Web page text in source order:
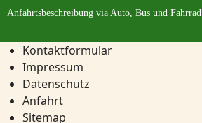
Anfahrtsbeschreibung via Auto, Bus und Fahrrad
Kontaktformular
Impressum
Datenschutz
Anfahrt
Sitemap